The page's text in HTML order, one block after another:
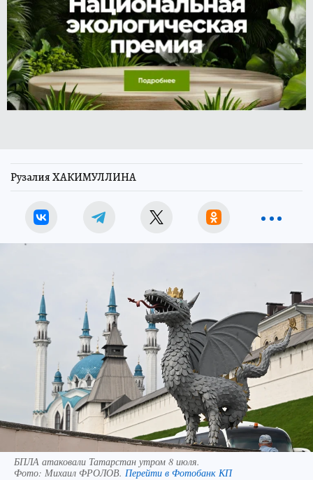
Рузалия ХАКИМУЛЛИНА
БПЛА атаковали Татарстан утром 8 июля.
Фото: Михаил ФРОЛОВ. Перейти в Фотобанк КП